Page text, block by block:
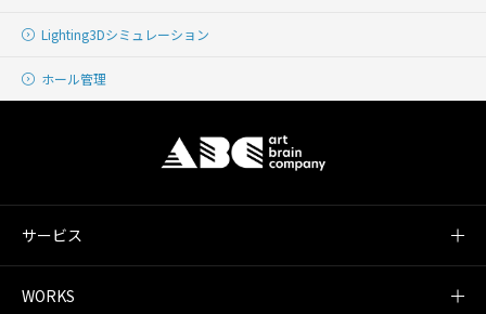
Lighting3Dシミュレーション
ホール管理
サービス
WORKS